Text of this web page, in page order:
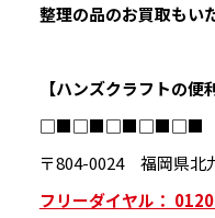
整理の品のお買取もい
【ハンズクラフトの便
□■□■□■□■□■
〒804-0024 福岡県北
フリーダイヤル：